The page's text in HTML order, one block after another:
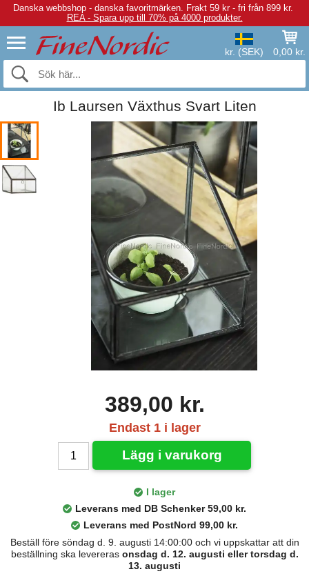
Danska webbshop - danska favoritmärken. Frakt 59 kr - fri från 899 kr.
REA - Spara upp till 70% på 4000 produkter.
kr. (SEK) 0,00 kr.
Ib Laursen Växthus Svart Liten
389,00 kr.
Endast 1 i lager
Lägg i varukorg
I lager
Leverans med DB Schenker 59,00 kr.
Leverans med PostNord 99,00 kr.
Beställ före söndag d. 9. augusti 14:00:00 och vi uppskattar att din
beställning ska levereras onsdag d. 12. augusti eller torsdag d.
13. augusti